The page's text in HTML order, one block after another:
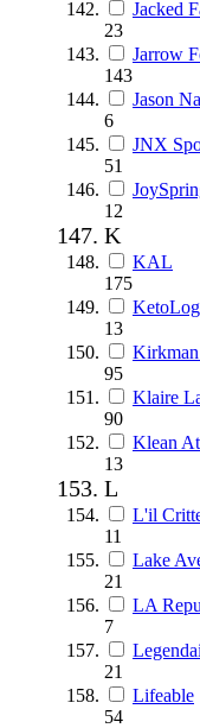
Jacked
23
Jarrow
143
Jason
6
JNX
51
12
K
KAL
175
13
95
Klaire
90
Klean
13
L
L'il
11
Lake
21
LA
7
21
Lifeable
54